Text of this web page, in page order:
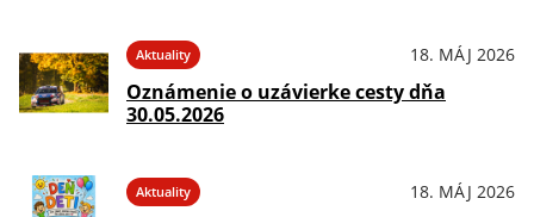
Aktuality 18. MÁJ 2026
Oznámenie o uzávierke cesty dňa
30.05.2026
Aktuality 18. MÁJ 2026